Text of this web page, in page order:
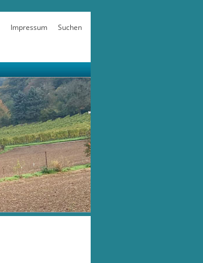
Impressum Suchen